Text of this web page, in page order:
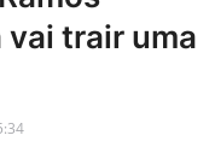
vai trair uma